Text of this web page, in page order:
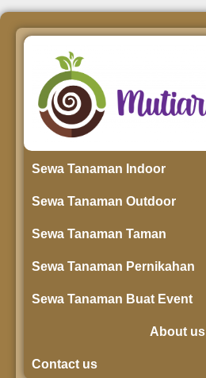
Sewa Tanaman Indoor
Sewa Tanaman Outdoor
Sewa Tanaman Taman
Sewa Tanaman Pernikahan
Sewa Tanaman Buat Event
About us
Contact us